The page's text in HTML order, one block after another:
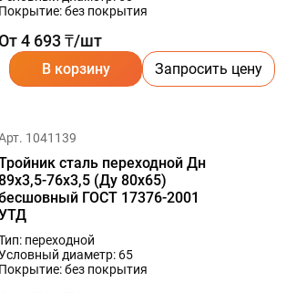
Покрытие: без покрытия
4 693 ₸/шт
В корзину Запросить цену
1041139
сталь переходной Дн
76х3,5 (Ду 80х65)
ГОСТ 17376-2001
переходной
диаметр: 65
Покрытие: без покрытия